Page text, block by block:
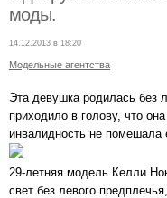
моды.
14.12.2013 в 18:20
Модельные агентства
Эта девушка родилась без
приходило в голову, что
инвалидность не
29-летняя модель Келли
свет без левого